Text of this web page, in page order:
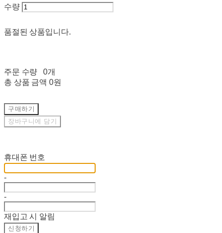
수량
품절된 상품입니다.
주문 수량
0개
총 상품 금액 0원
구매하기
장바구니에 담기
휴대폰 번호
-
-
재입고 시 알림
신청하기